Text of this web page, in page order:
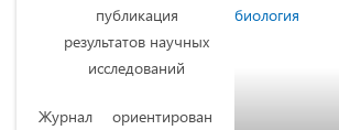
публикация
результатов научных
исследований
Журнал ориентирован